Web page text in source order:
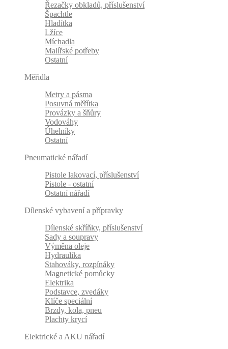
Řezačky obkladů, příslušenství
Špachtle
Hladítka
Lžíce
Míchadla
Malířské potřeby
Ostatní
Měřidla
Metry a pásma
Posuvná měřítka
Provázky a šňůry
Vodováhy
Úhelníky
Ostatní
Pneumatické nářadí
Pistole lakovací, příslušenství
Pistole - ostatní
Ostatní nářadí
Dílenské vybavení a přípravky
Dílenské skříňky, příslušenství
Sady a soupravy
Výměna oleje
Hydraulika
Stahováky, rozpínáky
Magnetické pomůcky
Elektrika
Podstavce, zvedáky
Klíče speciální
Brzdy, kola, pneu
Plachty krycí
Elektrické a AKU nářadí